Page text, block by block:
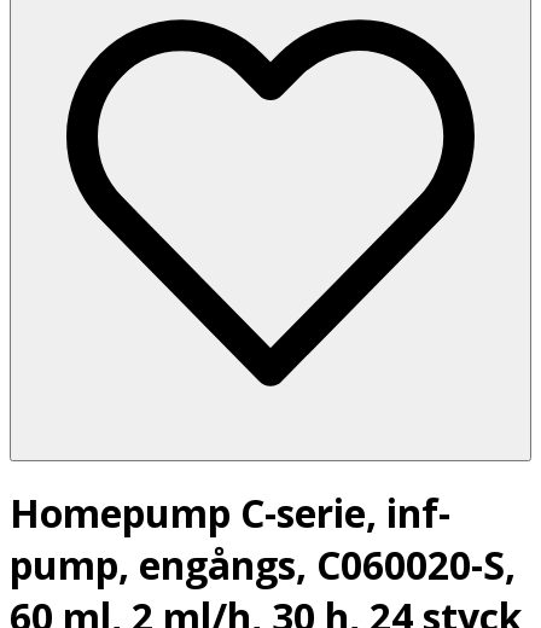
Homepump C-serie, inf-
pump, engångs, C060020-S,
60 ml, 2 ml/h, 30 h, 24 styck